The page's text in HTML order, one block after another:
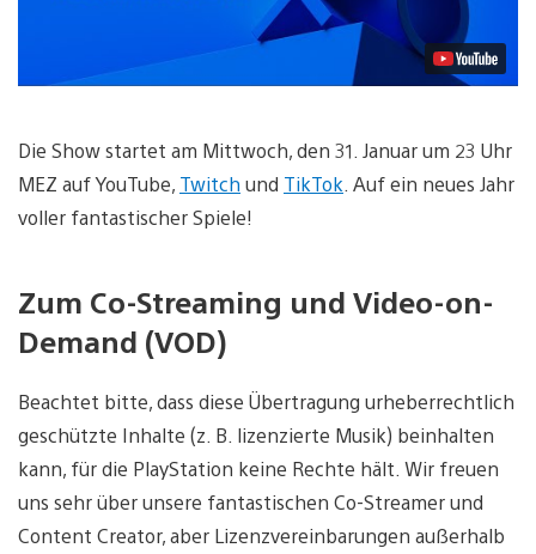
Die Show startet am Mittwoch, den 31. Januar um 23 Uhr
MEZ auf YouTube, Twitch und TikTok . Auf ein neues Jahr
voller fantastischer Spiele!
Zum Co-Streaming und Video-on-
Demand (VOD)
Beachtet bitte, dass diese Übertragung urheberrechtlich
geschützte Inhalte (z. B. lizenzierte Musik) beinhalten
kann, für die PlayStation keine Rechte hält. Wir freuen
uns sehr über unsere fantastischen Co-Streamer und
Content Creator, aber Lizenzvereinbarungen außerhalb